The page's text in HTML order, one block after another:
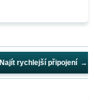
Najít rychlejší připojení